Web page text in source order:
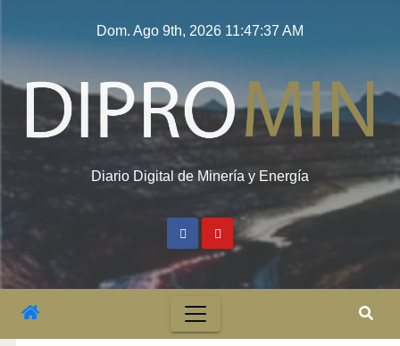
Dom. Ago 9th, 2026 11:47:37 AM
Diario Digital de Minería y Energía